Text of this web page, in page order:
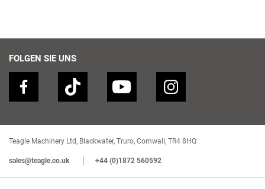
FOLGEN SIE UNS
Teagle Machinery Ltd, Blackwater, Truro, Cornwall, TR4 8HQ
sales@teagle.co.uk +44 (0)1872 560592